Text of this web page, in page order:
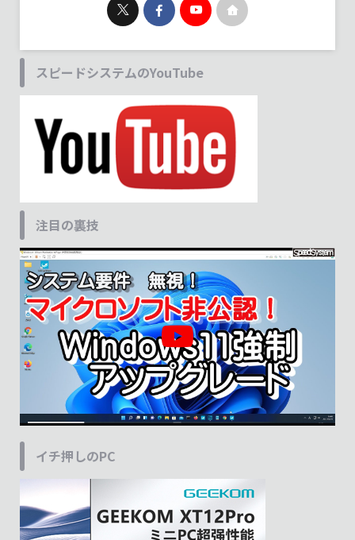
スピードシステムのYouTube
注目の裏技
イチ押しのPC